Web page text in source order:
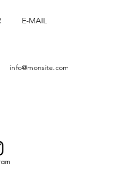
E-MAIL
info@monsite.com